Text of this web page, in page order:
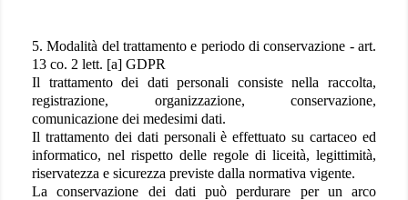
5. Modalità del trattamento e periodo di conservazione - art.
13 co. 2 lett. [a] GDPR
Il trattamento dei dati personali consiste nella raccolta,
registrazione, organizzazione, conservazione,
comunicazione dei medesimi dati.
Il trattamento dei dati personali è effettuato su cartaceo ed
informatico, nel rispetto delle regole di liceità, legittimità,
riservatezza e sicurezza previste dalla normativa vigente.
La conservazione dei dati può perdurare per un arco